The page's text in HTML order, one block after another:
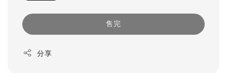
售完
分享